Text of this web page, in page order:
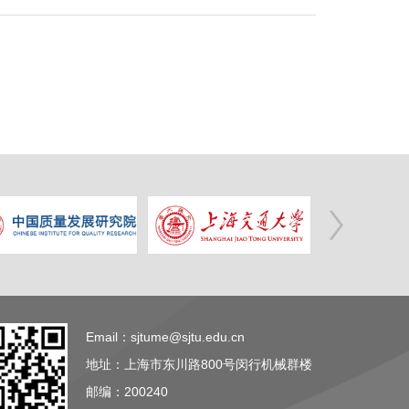
Email：sjtume@sjtu.edu.cn
地址：上海市东川路800号闵行机械群楼
邮编：200240